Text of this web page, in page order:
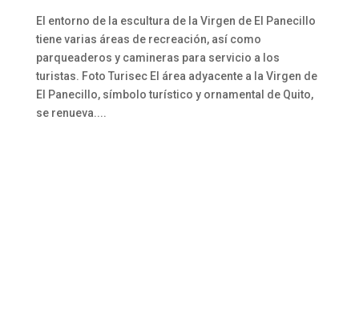
El entorno de la escultura de la Virgen de El Panecillo
tiene varias áreas de recreación, así como
parqueaderos y camineras para servicio a los
turistas. Foto Turisec El área adyacente a la Virgen de
El Panecillo, símbolo turístico y ornamental de Quito,
se renueva....